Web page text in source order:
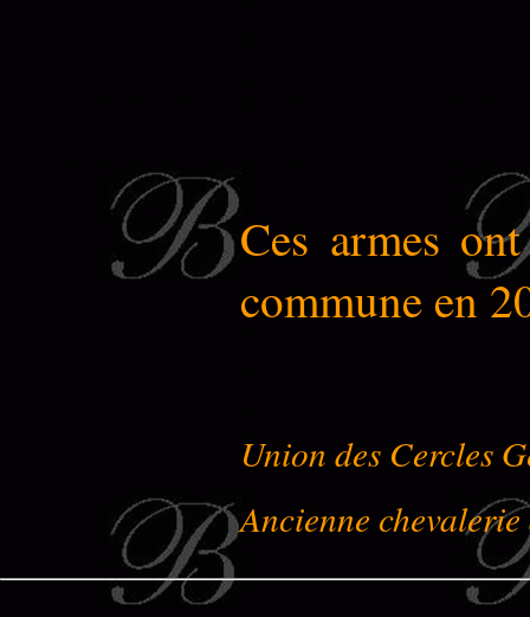
Ces armes
commune en
Union des Cercles
Ancienne